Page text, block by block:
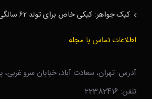
کیک جواهر: کیکی خاص برای تولد ۶۲ سالگی نیتا آمبانی
اطلاعات تماس با مجله
آدرس: تهران، سعادت آباد، خیابان سرو غربی،
تلفن: 22382416